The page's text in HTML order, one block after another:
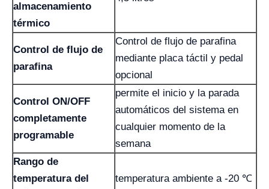
almacenamiento
térmico
Control de flujo de
parafina
Control de flujo de parafina
mediante placa táctil y pedal
opcional
Control ON/OFF
completamente
programable
permite el inicio y la parada
automáticos del sistema en
cualquier momento de la
semana
Rango de
temperatura del
temperatura ambiente a -20 ℃